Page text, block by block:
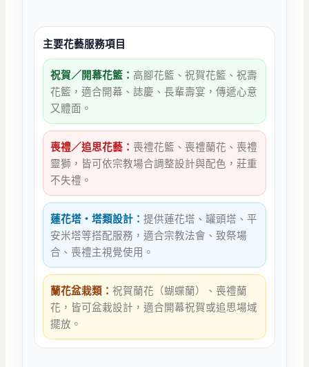
主要花藝服務項目
祝賀／開幕花籃： 高腳花籃、祝賀花籃、祝壽
花籃，適合開幕、誌慶、長輩壽宴，傳遞心意
又體面。
喪禮／追思花藝：喪禮花籃、喪禮蘭花、喪禮
靈獅，皆可依宗教場合調整設計與配色，莊重
不失禮。
蓮花塔・塔類設計：提供蓮花塔、罐頭塔、平
安米塔等搭配服務，適合宗教法會、致祭場
合、喪禮主視覺使用。
蘭花盆栽類：祝賀蘭花（蝴蝶蘭）、喪禮蘭
花，皆可盆栽設計，適合開幕祝賀或追思場域
擺放。